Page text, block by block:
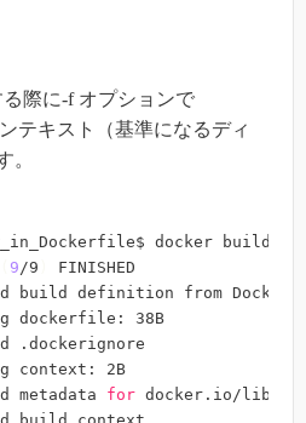
る際に-f オプションで
テキスト（基準になるディ
。
docker build
9/9
FINISHED
build definition from
dockerfile: 38B
.dockerignore
context: 2B
metadata for docker.io/